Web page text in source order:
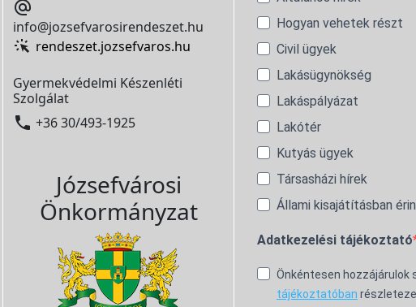

info@jozsefvarosirendeszet.hu
rendeszet.jozsefvaros.hu
Gyermekvédelmi Készenléti
Szolgálat
 +36 30/493-1925
Józsefvárosi
Önkormányzat
Hogyan vehetek részt
Civil ügyek
Lakásügynökség
Lakáspályázat
Lakótér
Kutyás ügyek
Társasházi hírek
Állami kisajátításban
Adatkezelési tájékoztató
Önkéntesen hozzájárulok
tájékoztatóban